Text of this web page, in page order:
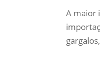
A maior